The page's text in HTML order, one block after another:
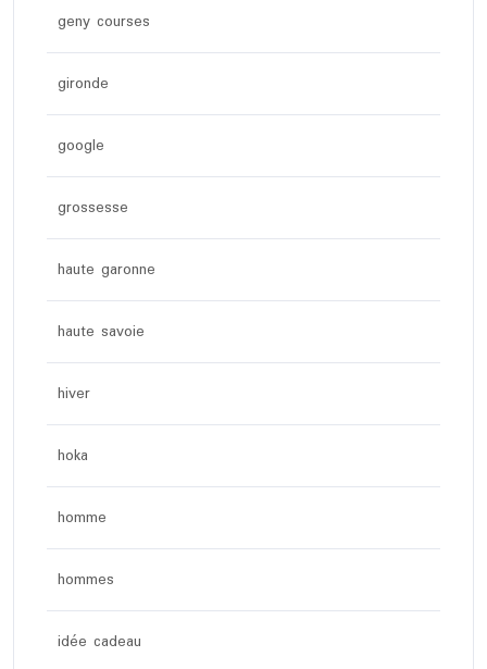
geny courses
gironde
google
grossesse
haute garonne
haute savoie
hiver
hoka
homme
hommes
idée cadeau